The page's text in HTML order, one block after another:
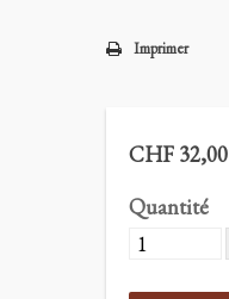
Imprimer
CHF 32,00
Quantité